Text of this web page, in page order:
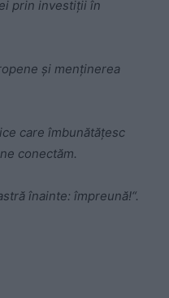
prin investiții în
și menținerea
care îmbunătățesc
conectăm.
înainte: împreună!“.